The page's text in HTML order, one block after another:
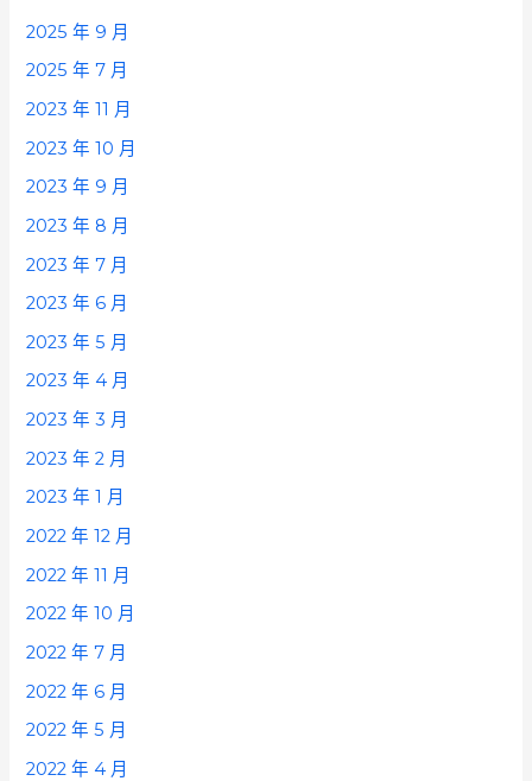
2025 年 9 月
2025 年 7 月
2023 年 11 月
2023 年 10 月
2023 年 9 月
2023 年 8 月
2023 年 7 月
2023 年 6 月
2023 年 5 月
2023 年 4 月
2023 年 3 月
2023 年 2 月
2023 年 1 月
2022 年 12 月
2022 年 11 月
2022 年 10 月
2022 年 7 月
2022 年 6 月
2022 年 5 月
2022 年 4 月